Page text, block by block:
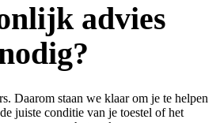
advies
Daarom staan we klaar om je te helpen
juiste conditie van je toestel of het